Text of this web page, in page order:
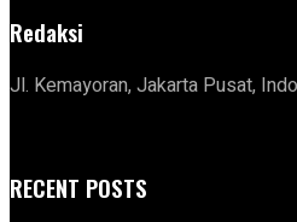
Redaksi
Jl. Kemayoran, Jakarta Pusat,
RECENT POSTS